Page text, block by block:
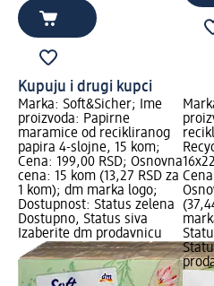
Kupuju i drugi kupci
Marka: Soft&Sicher; Ime
proizvoda: Papirne
maramice od recikliranog
papira 4-slojne, 15 kom;
Cena: 199,00 RSD; Osnovna
cena: 15 kom (13,27 RSD za
1 kom); dm marka logo;
Dostupnost: Status zelena
Dostupno, Status siva
Izaberite dm prodavnicu